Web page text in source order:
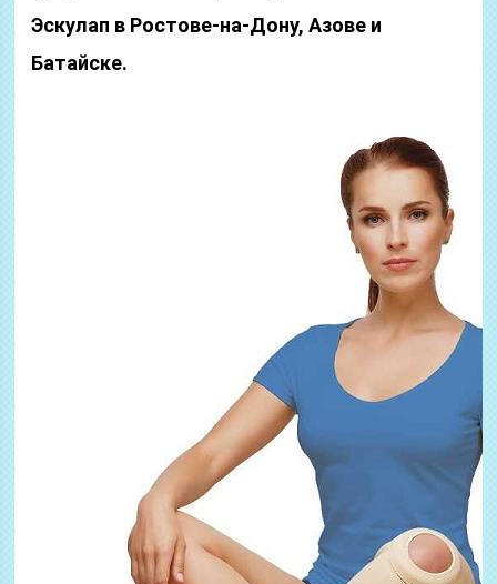
Эскулап в Ростове-на-Дону, Азове и
Батайске.